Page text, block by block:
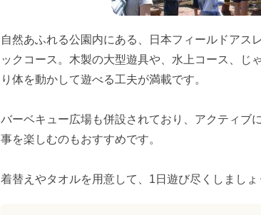
自然あふれる公園内にある、日本フィールドアス
ックコース。木製の大型遊具や、水上コース、じ
り体を動かして遊べる工夫が満載です。
バーベキュー広場も併設されており、アクティブ
事を楽しむのもおすすめです。
着替えやタオルを用意して、1日遊び尽くしましょ